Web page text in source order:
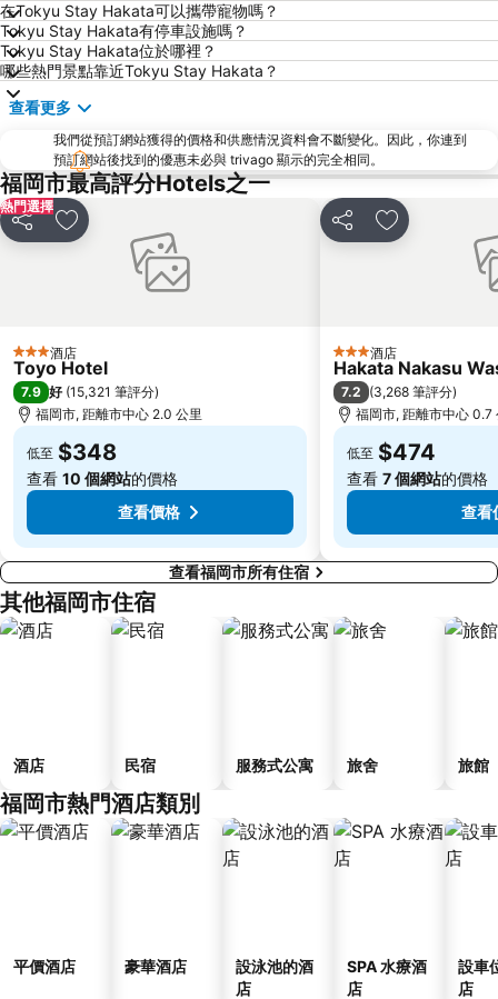
Higashihie Station
Minami Fukuoka Station
Nishitetsu Kurume Station
Chiyo-Kenchoguchi Station
Nishitetsu Hall
Elgala Hall
Nishijin Station
Dazaifu Tenmangu Shrine
在Tokyu Stay Hakata可以攜帶寵物嗎？
Tokyu Stay Hakata有停車設施嗎？
Tokyu Stay Hakata位於哪裡？
哪些熱門景點靠近Tokyu Stay Hakata？
查看更多
我們從預訂網站獲得的價格和供應情況資料會不斷變化。因此，你連到
預訂網站後找到的優惠未必與 trivago 顯示的完全相同。
福岡市最高評分Hotels之一
熱門選擇
分享 放到收藏夾
3 星級酒店
Toyo Hotel
7.9 好 (15,321 筆評分)
福岡市, 距離市中心 2.0 公里
低至 $348
查看 10 個網站的價格
查看價格
分享 放到收藏夾
3 星級酒店
Hakata Nakasu
7.2 (3,268 筆評分)
福岡市, 距離市中心 0.7
低至 $474
查看 7 個網站的價格
查看
查看福岡市所有住宿
其他福岡市住宿
酒店 民宿 服務式公寓 旅舍 旅館
福岡市熱門酒店類別
平價酒店 豪華酒店
設泳池的酒
店
SPA 水療酒
店
設車
店